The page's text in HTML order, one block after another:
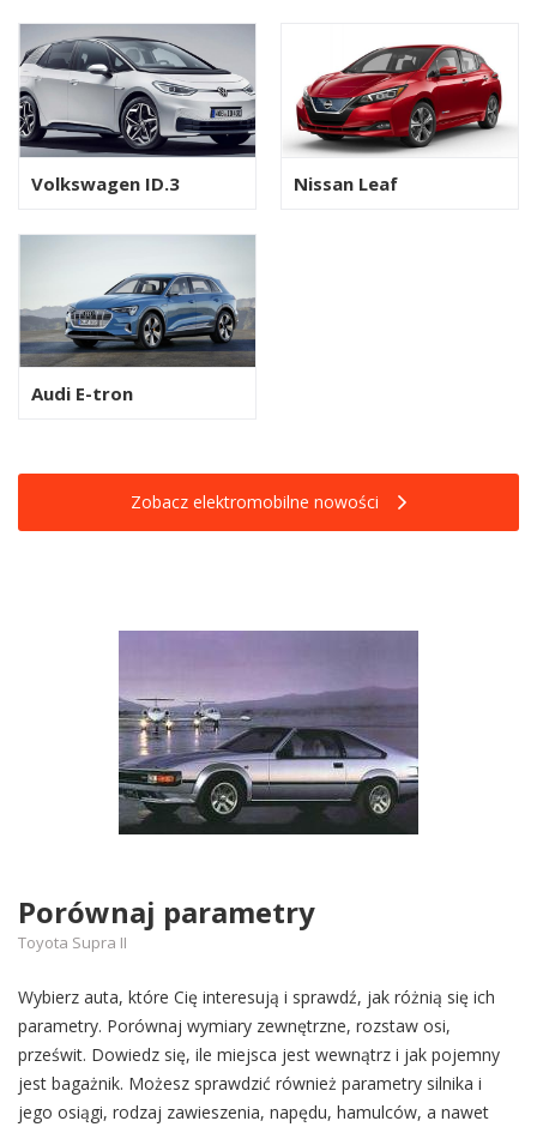
Volkswagen ID.3 Nissan Leaf
Audi E-tron
Zobacz elektromobilne nowości
Porównaj parametry
Toyota Supra II
Wybierz auta, które Cię interesują i sprawdź, jak różnią się ich
parametry. Porównaj wymiary zewnętrzne, rozstaw osi,
prześwit. Dowiedz się, ile miejsca jest wewnątrz i jak pojemny
jest bagażnik. Możesz sprawdzić również parametry silnika i
jego osiągi, rodzaj zawieszenia, napędu, hamulców, a nawet